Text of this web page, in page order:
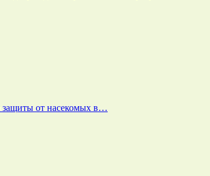
защиты от насекомых в…